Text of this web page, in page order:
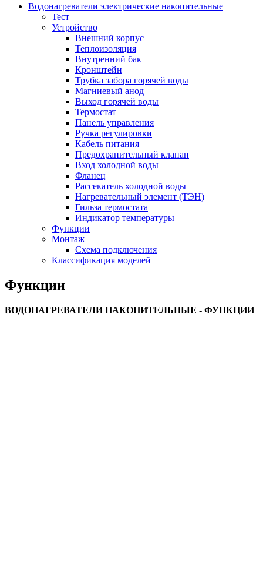
Водонагреватели электрические накопительные
Тест
Устройство
Внешний корпус
Теплоизоляция
Внутренний бак
Кронштейн
Трубка забора горячей воды
Магниевый анод
Выход горячей воды
Термостат
Панель управления
Ручка регулировки
Кабель питания
Предохранительный клапан
Вход холодной воды
Фланец
Рассекатель холодной воды
Нагревательный элемент (ТЭН)
Гильза термостата
Индикатор температуры
Функции
Монтаж
Схема подключения
Классификация моделей
Функции
ВОДОНАГРЕВАТЕЛИ НАКОПИТЕЛЬНЫЕ - ФУНКЦИИ